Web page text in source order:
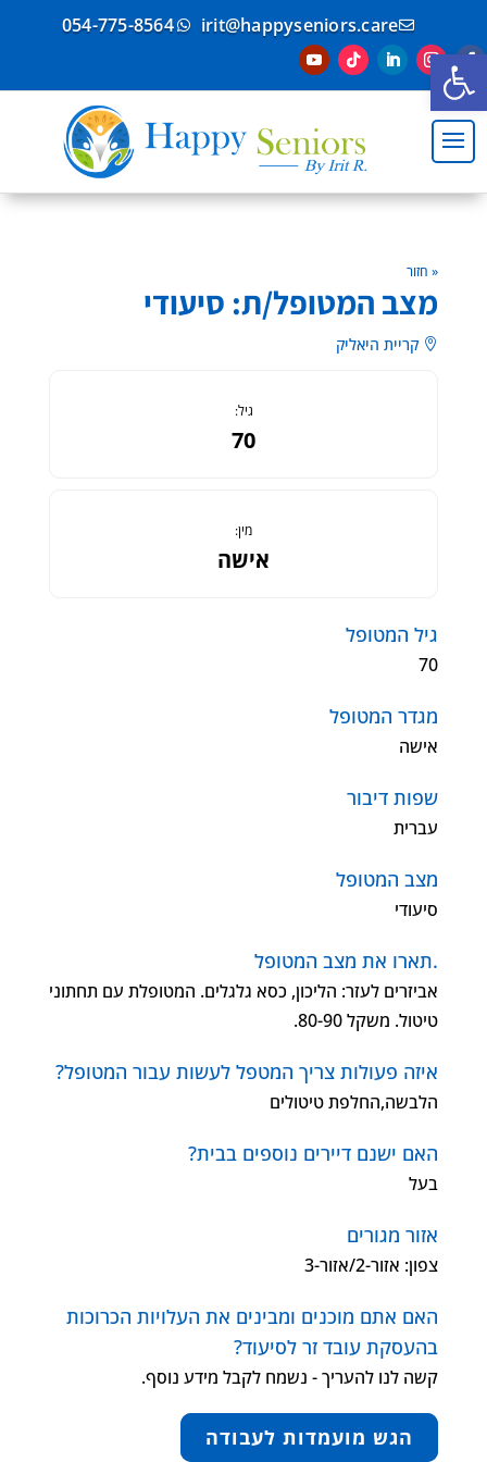
פתח סרגל נגישות

irit@happyseniors.care

054-775-8564
« חזור
מצב המטופל/ת: סיעודי
 קריית היאליק
גיל:
70
מין:
אישה
גיל המטופל
70
מגדר המטופל
אישה
שפות דיבור
עברית
מצב המטופל
סיעודי
.תארו את מצב המטופל
אביזרים לעזר: הליכון, כסא גלגלים. המטופלת עם תחתוני
טיטול. משקל 80-90.
איזה פעולות צריך המטפל לעשות עבור המטופל?
הלבשה,החלפת טיטולים
האם ישנם דיירים נוספים בבית?
בעל
אזור מגורים
צפון: אזור-2/אזור-3
האם אתם מוכנים ומבינים את העלויות הכרוכות
בהעסקת עובד זר לסיעוד?
קשה לנו להעריך - נשמח לקבל מידע נוסף.
הגש מועמדות לעבודה